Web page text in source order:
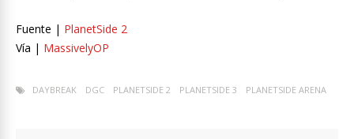
Fuente | PlanetSide 2
Vía | MassivelyOP
DAYBREAK DGC PLANETSIDE 2 PLANETSIDE 3 PLANETSIDE ARENA